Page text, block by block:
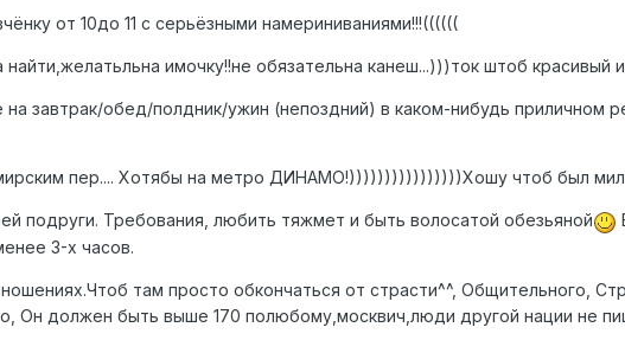
от 10до 11 с серьёзными намериниваниями!!!((((((
найти,желатьльна имочку!!не обязательна канеш...)))ток штоб красивый
на завтрак/обед/полдник/ужин (непоздний) в каком-нибудь приличном
пер.... Хотябы на метро ДИНАМО!))))))))))))))))Хошу чтоб был
подруги. Требования, любить тяжмет и быть волосатой обезьяной
3-х часов.
там просто обкончаться от страсти^^, Общительного,
Он должен быть выше 170 полюбому,москвич,люди другой нации не